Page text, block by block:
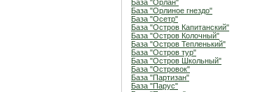
База "Орлан"
База "Орлиное гнездо"
База "Осетр"
База "Остров Капитанский"
База "Остров Колочный"
База "Остров Тепленький"
База "Остров тур"
База "Остров Школьный"
База "Островок"
База "Партизан"
База "Парус"